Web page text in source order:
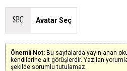
Avatar Seç
Önemli Not: Bu sayfalarda yayınlanan
kendilerine ait görüşlerdir. Yazılan
şekilde sorumlu tutulamaz.